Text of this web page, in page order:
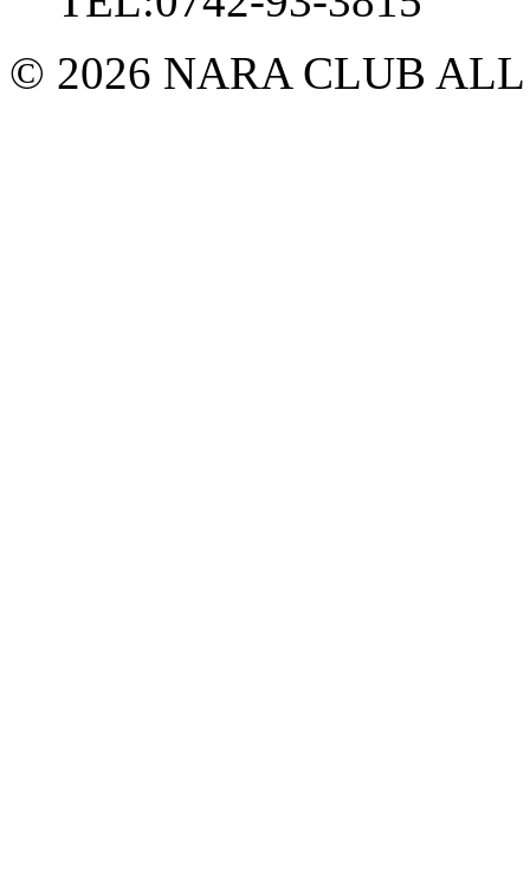
© 2026 NARA CLUB ALL